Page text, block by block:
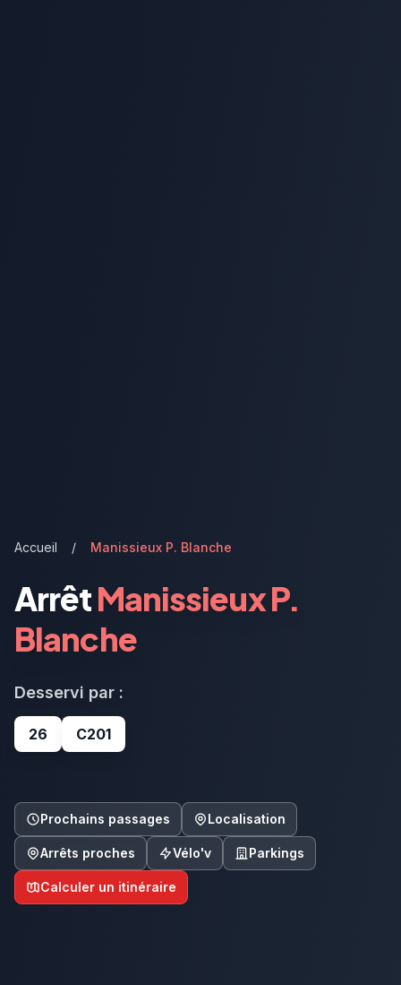
Accueil / Manissieux P. Blanche
ArrêtManissieux P.
Blanche
Desservi par :
26 C201
Prochains passages Localisation
Arrêts proches Vélo'v Parkings
Calculer un itinéraire